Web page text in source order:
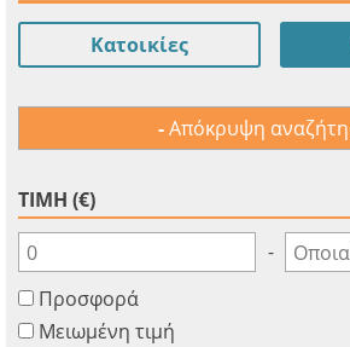
Κατοικίες
Απόκρυψη
ΤΙΜΗ (€)
-
Προσφορά
Μειωμένη τιμή